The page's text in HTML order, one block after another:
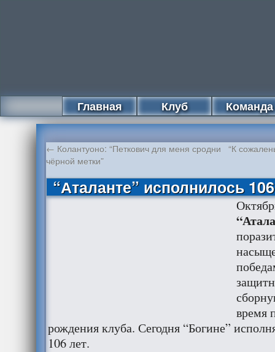
Главная Клуб Команда
← Колантуоно: “Петкович для меня сродни
чёрной метки”
“К
“Аталанте” исполнилось
время
рождения клуба. Сегодня “Богине”
106 лет.